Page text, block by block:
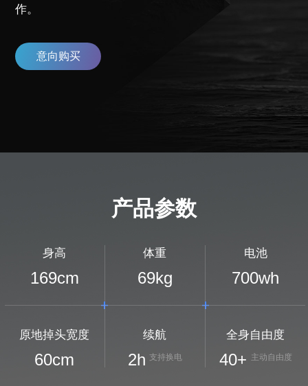
作。
意向购买
产品参数
身高
169cm
体重
69kg
电池
700wh
原地掉头宽度
60cm
续航
2h 支持换电
全身自由度
40+ 主动自由度